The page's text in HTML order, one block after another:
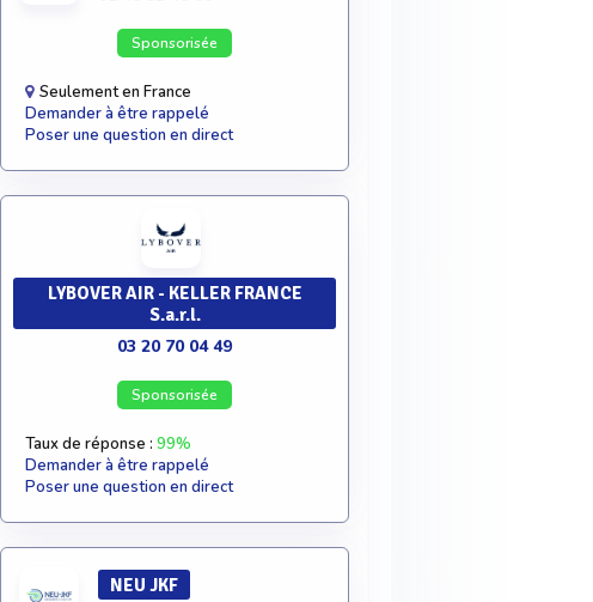
Sponsorisée
Seulement en France
Demander à être rappelé
Poser une question en direct
LYBOVER AIR - KELLER FRANCE
S.a.r.l.
03 20 70 04 49
Sponsorisée
Taux de réponse : 99%
Demander à être rappelé
Poser une question en direct
NEU JKF